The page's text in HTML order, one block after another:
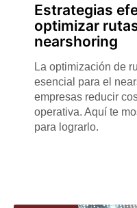
Estrategias
optimizar
nearshoring
La optimización de
esencial para el
empresas reducir
operativa. Aquí te
para lograrlo.